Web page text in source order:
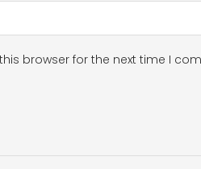
browser for the next time I